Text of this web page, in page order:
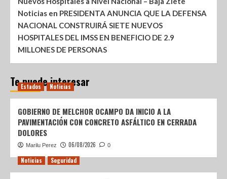
Noticias en PRESIDENTA ANUNCIA QUE LA DEFENSA
NACIONAL CONSTRUIRÁ SIETE NUEVOS
HOSPITALES DEL IMSS EN BENEFICIO DE 2.9
MILLONES DE PERSONAS
Te puede interesar
Estados Noticias
GOBIERNO DE MELCHOR OCAMPO DA INICIO A LA
PAVIMENTACIÓN CON CONCRETO ASFÁLTICO EN CERRADA
DOLORES
Marilu Perez 06/08/2026 0
Noticias Seguridad